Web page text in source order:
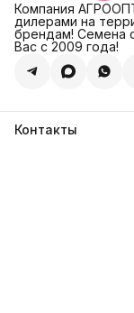
Компания
дилерами на
брендам! Семена
Вас с 2009 года!
Контакты